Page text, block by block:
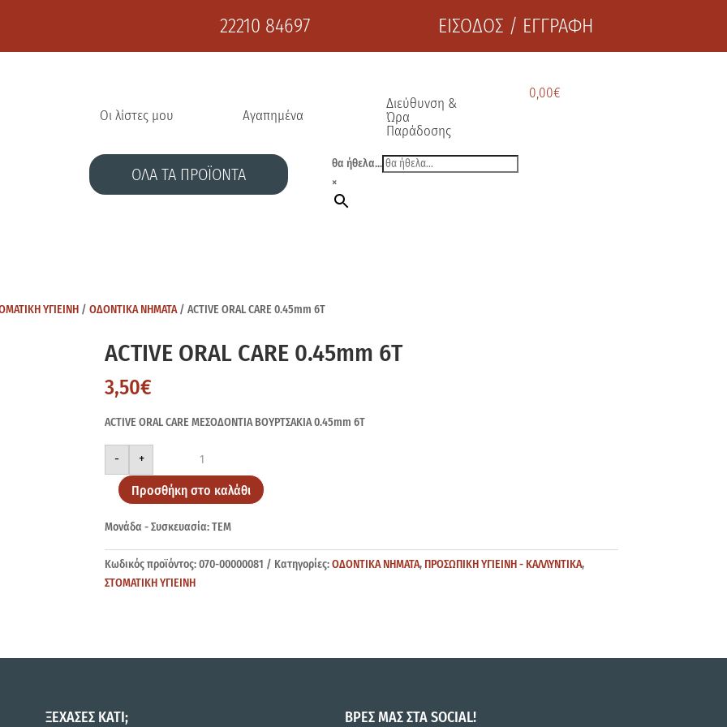
22210 84697 ΕΙΣΟΔΟΣ / ΕΓΓΡΑΦΗ
Οι λίστες μου Αγαπημένα
Διεύθυνση &
Ώρα
Παράδοσης
0,00€
ΟΛΑ ΤΑ ΠΡΟΪΟΝΤΑ
θα ήθελα...
×
ΥΓΙΕΙΝΗ /ΟΔΟΝΤΙΚΑ ΝΗΜΑΤΑ/ ACTIVE ORAL CARE 0.45mm 6Τ
ACTIVE ORAL CARE 0.45mm 6Τ
3,50€
ACTIVE ORAL CARE ΜΕΣΟΔΟΝΤΙΑ ΒΟΥΡΤΣΑΚΙΑ 0.45mm 6Τ
-
ACTIVE
CARE
0.45mm
6Τ
ποσότητα
+
Προσθήκη στο καλάθι
Μονάδα - Συσκευασία: ΤΕΜ
Κωδικός προϊόντος:070-00000081 Κατηγορίες:ΟΔΟΝΤΙΚΑ ΝΗΜΑΤΑ, ΠΡΟΣΩΠΙΚΗ ΥΓΙΕΙΝΗ - ΚΑΛΛΥΝΤΙΚΑ,
ΣΤΟΜΑΤΙΚΗ ΥΓΙΕΙΝΗ
ΞΕΧΑΣΕΣ ΚΑΤΙ; ΒΡΕΣ ΜΑΣ ΣΤΑ SOCIAL!